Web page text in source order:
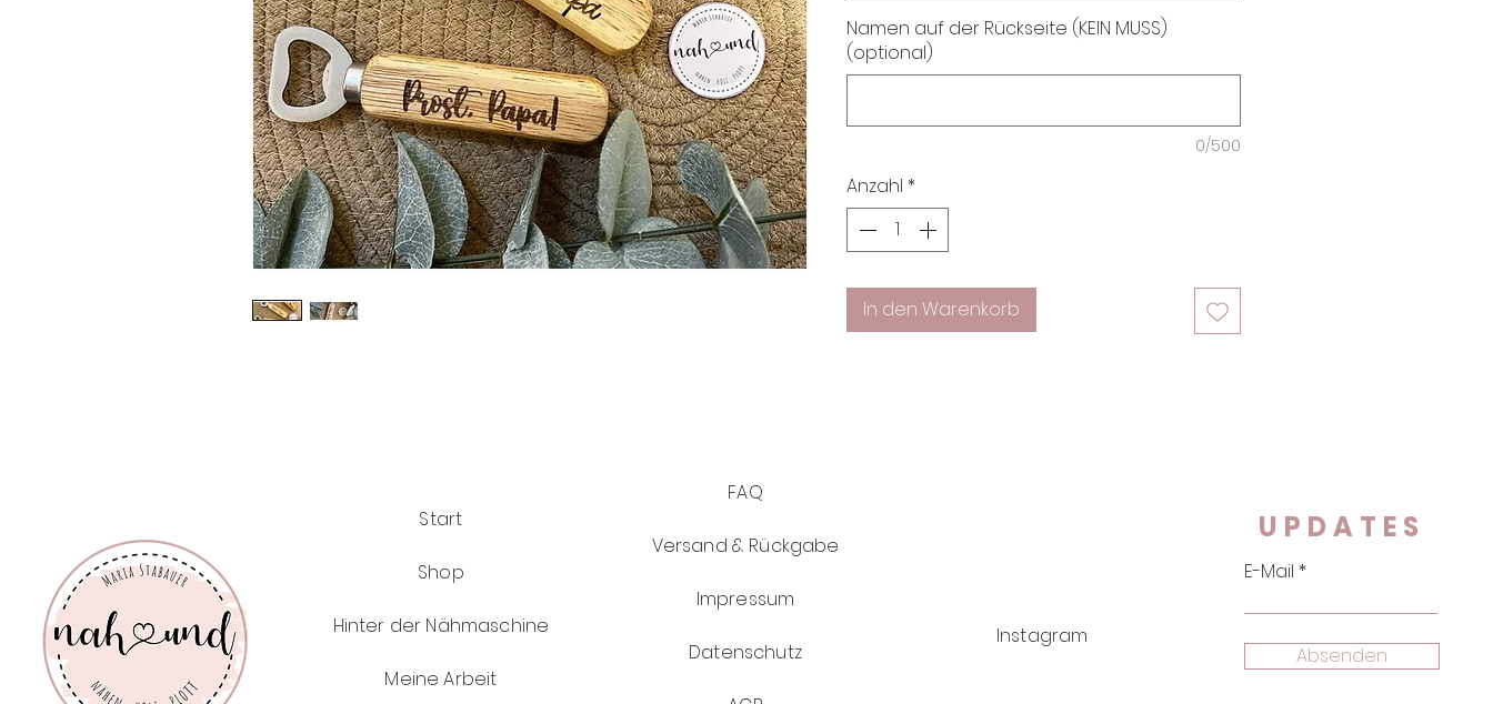
Namen auf der Rückseite (KEIN MUSS)
(optional)
0/500
Anzahl *
In den Warenkorb
Start
Shop
Hinter der Nähmaschine
Meine Arbeit
FAQ
Versand & Rückgabe
Impressum
Datenschutz
Instagram
UPDATES
E-Mail
Absenden